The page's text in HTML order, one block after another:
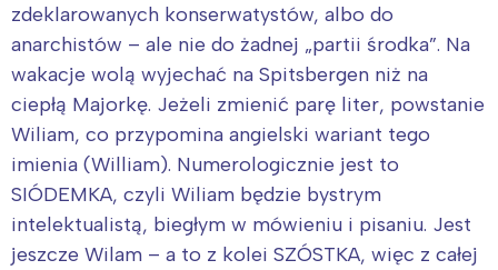
zdeklarowanych konserwatystów, albo do
anarchistów – ale nie do żadnej „partii środka”. Na
wakacje wolą wyjechać na Spitsbergen niż na
ciepłą Majorkę. Jeżeli zmienić parę liter, powstanie
Wiliam, co przypomina angielski wariant tego
imienia (William). Numerologicznie jest to
SIÓDEMKA, czyli Wiliam będzie bystrym
intelektualistą, biegłym w mówieniu i pisaniu. Jest
jeszcze Wilam – a to z kolei SZÓSTKA, więc z całej